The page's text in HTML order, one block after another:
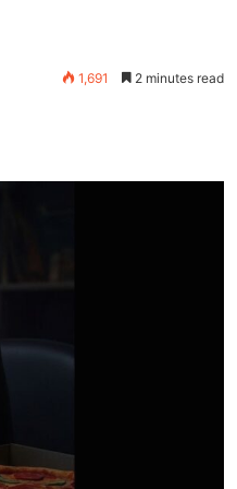
1,691 2 minutes read